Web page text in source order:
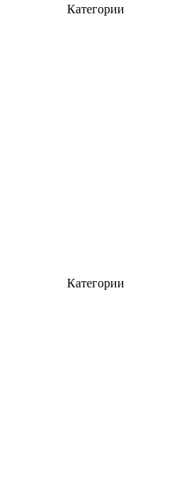
Категории
Категории